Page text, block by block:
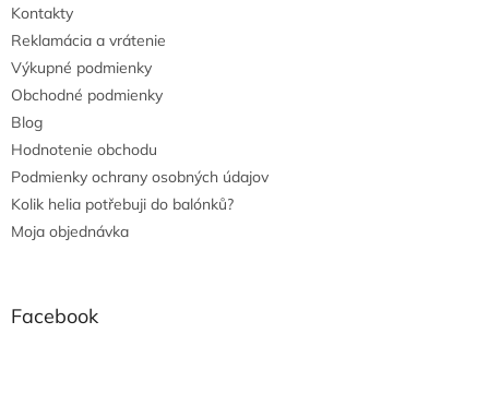
Kontakty
Reklamácia a vrátenie
Výkupné podmienky
Obchodné podmienky
Blog
Hodnotenie obchodu
Podmienky ochrany osobných údajov
Kolik helia potřebuji do balónků?
Moja objednávka
Facebook